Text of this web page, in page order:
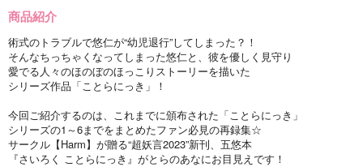
商品紹介
術式のトラブルで悠仁が“幼児退行”してしまった？！
そんなちっちゃくなってしまった悠仁と、彼を優しく見守り
愛でる人々のほのぼのほっこりストーリーを描いた
シリーズ作品「ことらにっき」！
今回ご紹介するのは、これまでに頒布された「ことらにっき」
シリーズの1～6までをまとめたファン必見の再録集☆
サークル【Harm】が贈る“超妖言2023”新刊、五悠本
『さいろく ことらにっき』がとらのあなにお目見えです！